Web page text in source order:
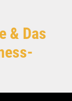
& Das